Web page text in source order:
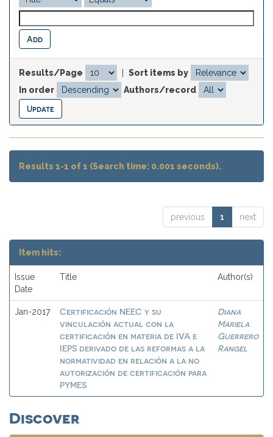
Results/Page
Sort items by
In order
Authors/record
Results 1-1 of 1 (Search time: 0.001 seconds).
previous 1 next
Item hits:
Issue
Date
Title Author(s)
Jan-2017
Certificación NEEC y su
vinculación actual con la
certificación en materia de IVA e
IEPS derivado de las reformas a la
normatividad en relación a la no
autorización de certificación para
PYMES
Diana
Mariela
Guerrero
Rangel
Discover